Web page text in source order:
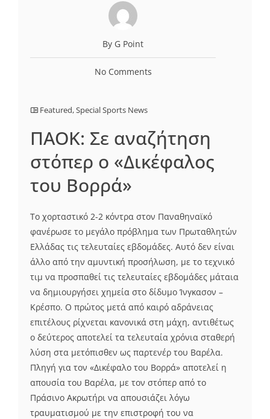
By G Point
No Comments
Featured,Special Sports News
ΠΑΟΚ: Σε αναζήτηση
στόπερ ο «Δικέφαλος
του Βορρά»
Το χορταστικό 2-2 κόντρα στον Παναθηναϊκό
φανέρωσε το μεγάλο πρόβλημα των Πρωταθλητών
Ελλάδας τις τελευταίες εβδομάδες. Αυτό δεν είναι
άλλο από την αμυντική προσήλωση, με το τεχνικό
τιμ να προσπαθεί τις τελευταίες εβδομάδες μάταια
να δημιουργήσει χημεία στο δίδυμο Ίνγκασον –
Κρέσπο. Ο πρώτος μετά από καιρό αδράνειας
επιτέλους ρίχνεται κανονικά στη μάχη, αντιθέτως
ο δεύτερος αποτελεί τα τελευταία χρόνια σταθερή
λύση στα μετόπισθεν ως παρτενέρ του Βαρέλα.
Πληγή για τον «Δικέφαλο του Βορρά» αποτελεί η
απουσία του Βαρέλα, με τον στόπερ από το
Πράσινο Ακρωτήρι να απουσιάζει λόγω
τραυματισμού με την επιστροφή του να